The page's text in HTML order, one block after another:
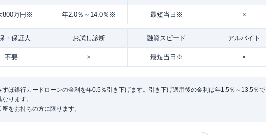
800万円※ 年2.0％～14.0％※ 最短当日※ ×
・ 保証人 お試し診断 融資スピード アルバイト
不要 × 最短当日※ ×
ほ銀行カードローンの金利を年0.5％引き下げます。引き下げ適用後の金利は年1.5％～13.5％で
ります。
をお持ちの方に限ります。